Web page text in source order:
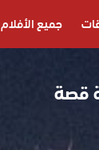
جميع الأفلام
90 مدبلجة قصة